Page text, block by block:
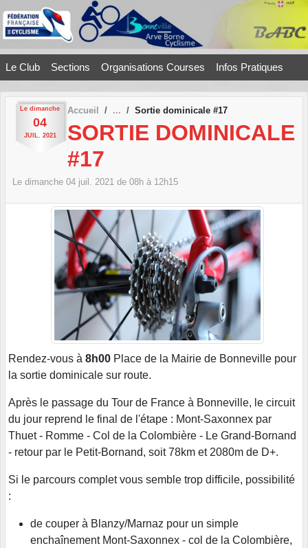
Le Club Sections Organisations Courses Infos Pratiques
Le dimanche
04
JUIL. 2021
Accueil Sortie dominicale #17
SORTIE DOMINICALE
#17
Le dimanche 04 juil. 2021 de 08h à 12h15
Rendez-vous à 8h00 Place de la Mairie de Bonneville pour
la sortie dominicale sur route.
Après le passage du Tour de France à Bonneville, le circuit
du jour reprend le final de l'étape : Mont-Saxonnex par
Thuet - Romme - Col de la Colombière - Le Grand-Bornand
- retour par le Petit-Bornand, soit 78km et 2080m de D+.
Si le parcours complet vous semble trop difficile, possibilité
:
de couper à Blanzy/Marnaz pour un simple
enchaînement Mont-Saxonnex - col de la Colombière,
Panneau de gestion des cookies